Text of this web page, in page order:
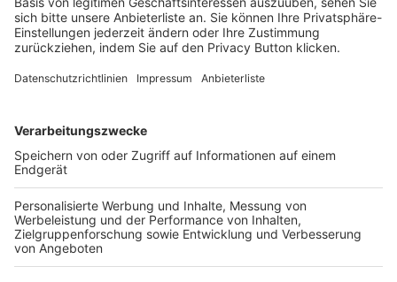
FOLGE DEM BFV
TOP-VEREINE
TOP-PARTNER